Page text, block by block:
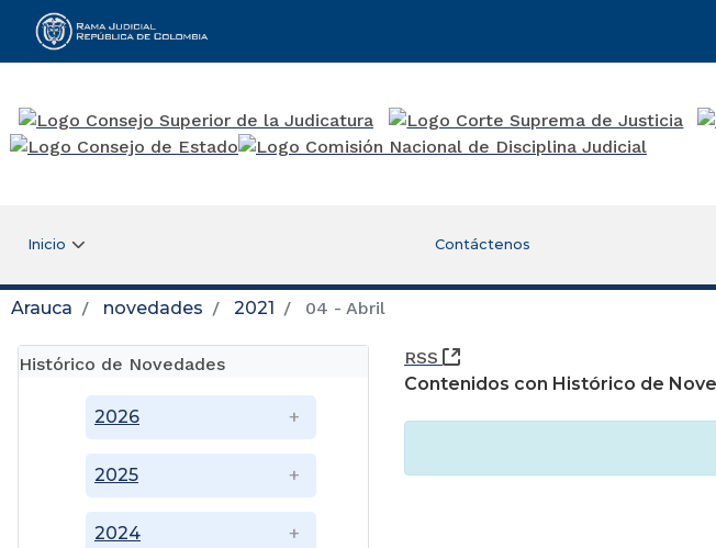
Rama Judicial
Inicio Contáctenos
Arauca novedades 2021 04 - Abril
Histórico de Novedades
2024
2025
2026
RSS
(Abre una nueva ventana)
Contenidos con Histórico de